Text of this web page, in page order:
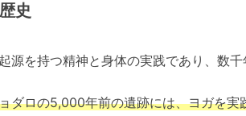
史
源を持つ精神と身体の実践であり、数千
ダロの5,000年前の遺跡には、ヨガを実